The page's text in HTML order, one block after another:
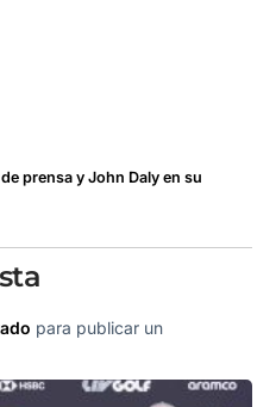
prensa y John Daly en su
para publicar un